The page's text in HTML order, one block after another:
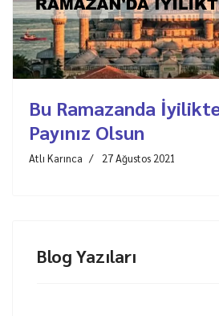
Bu Ramazanda
Payınız Olsun
Atlı Karınca 27 Ağustos 2021
Blog Yazıları